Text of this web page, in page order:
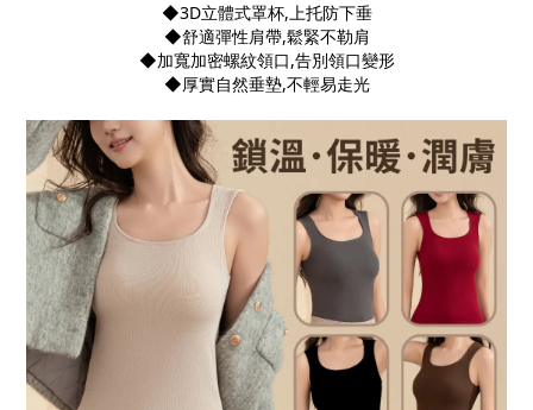
◆3D立體式罩杯,上托防下垂
◆舒適彈性肩帶,鬆緊不勒肩
◆加寬加密螺紋領口,告別領口變形
◆厚實自然垂墊,不輕易走光